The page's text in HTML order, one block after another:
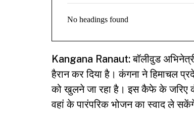
No headings found
Kangana Ranaut: बॉलीवुड
हैरान कर दिया है। कंगना ने हिमाचल
को खुलने जा रहा है। इस कैफे के जरिए
वहां के पारंपरिक भोजन का स्वाद ले